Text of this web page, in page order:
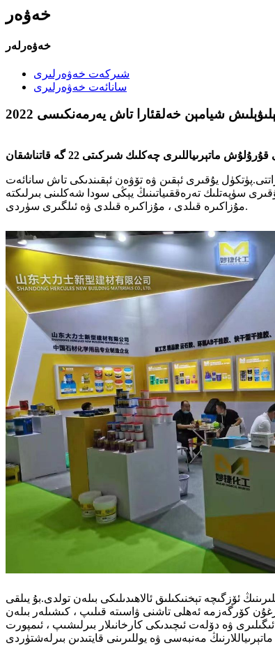
خەۋەر
خەۋەرلەر
شىركەت خەۋەرلىرى
سانائەت خەۋەرلىرى
شيامېن خەلقئارا تاش يەرمەنكىسى 2022
ماتېرىياللىرى چەكلىك شىركىتى 22 گە قاتناشقان
يۇقىرى ئېقىن ۋە تۆۋەن ئېقىندىكى تاش سانائەت
سۈپەتلىك تەرەققىياتىنىڭ يېڭى سودا شەكلىنى بىرلىكتە
مۇزاكىرە قىلدى ، مۇزاكىرە قىلدى ۋە ئىلگىرى سۈردى.
ئۆزگىچە تېخنىكىلىق ئالاھىدىلىكى بىلەن تولدى.بۇ يىلقى
كۆرگەزمە ئەھلى تاشنى ۋاسىتە قىلىپ ، كىشىلەر بىلەن
ۋە دۆلەت ئىچىدىكى كارخانىلار بىرلىشىپ ، ئىمپورت